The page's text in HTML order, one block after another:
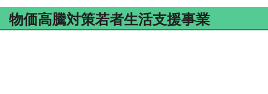
物価高騰対策若者生活支援事業